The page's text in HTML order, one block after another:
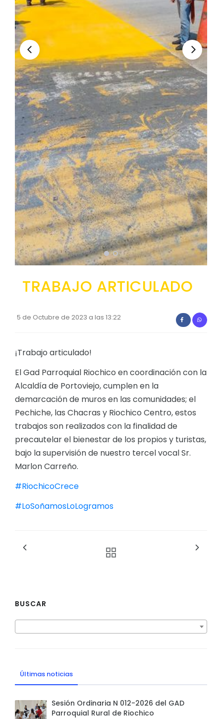
GESTIÓN ADMINISTRATIVA
Plan de desarrollo y Ordenamiento Territorial -
Plan Anual Contratación - PAC
Plan Operativo Anual - POA
Convenios Institucionales
PRESUPUESTO: EJECUCIÓN Y REPORTES
Cédulas presupuestarias y balances
Procesos de contratación
Ejecución Presupuestaria
Obras y proyectos
TRABAJO ARTICULADO
5 de Octubre de 2023 a las 13:22
¡Trabajo articulado!
El Gad Parroquial Riochico en coordinación con la
Alcaldía de Portoviejo, cumplen en la
demarcación de muros en las comunidades; el
Pechiche, las Chacras y Riochico Centro, estos
trabajos son realizados con la finalidad de
precautelar el bienestar de los propios y turistas,
bajo la supervisión de nuestro tercel vocal Sr.
Marlon Carreño.
#RiochicoCrece
#LoSoñamosLoLogramos
BUSCAR
Últimas noticias
Sesión Ordinaria N 012-2026 del GAD
Parroquial Rural de Riochico